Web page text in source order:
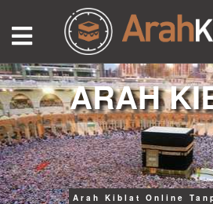
ARAH
Arah Kiblat Online